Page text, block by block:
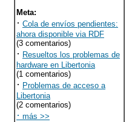
Meta:
· Cola de envíos pendientes:
ahora disponible via RDF
(3 comentarios)
· Resueltos los problemas de
hardware en Libertonia
(1 comentarios)
· Problemas de acceso a
Libertonia
(2 comentarios)
· más >>